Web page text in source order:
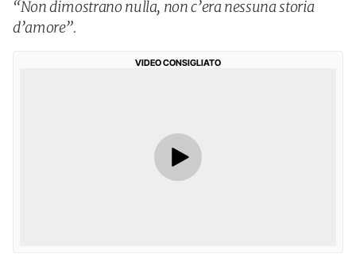
“Non dimostrano nulla, non c’era nessuna storia
d’amore”.
VIDEO CONSIGLIATO